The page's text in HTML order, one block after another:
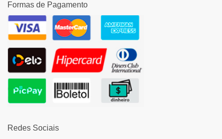
Formas de Pagamento
Redes Sociais